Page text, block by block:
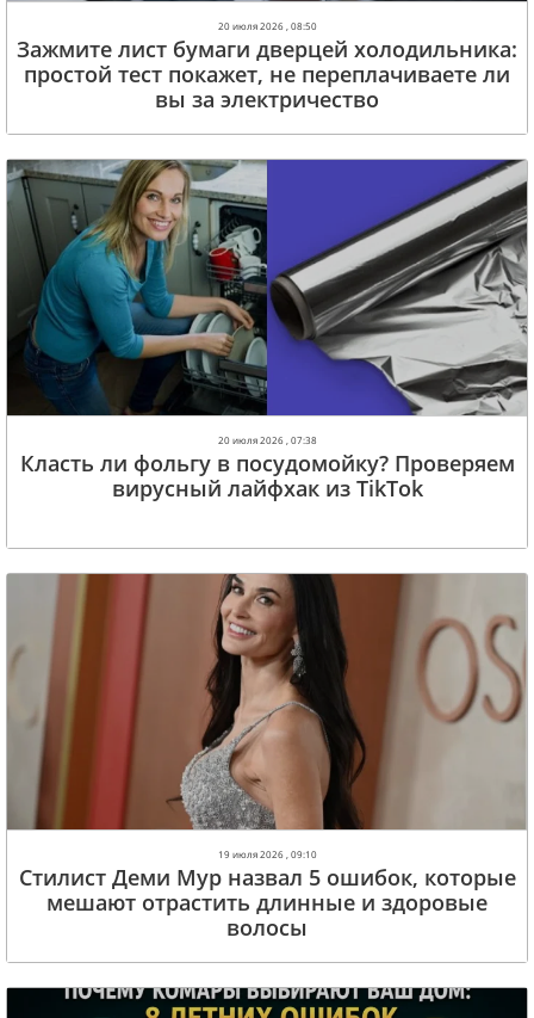
20 июля 2026 , 08:50
Зажмите лист бумаги дверцей холодильника:
простой тест покажет, не переплачиваете ли
вы за электричество
20 июля 2026 , 07:38
Класть ли фольгу в посудомойку? Проверяем
вирусный лайфхак из TikTok
19 июля 2026 , 09:10
Стилист Деми Мур назвал 5 ошибок, которые
мешают отрастить длинные и здоровые
волосы